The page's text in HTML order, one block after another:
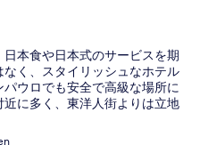
本食や日本式のサービスを期
く、スタイリッシュなホテル
ウロでも安全で高級な場所に
に多く、東洋人街よりは立地